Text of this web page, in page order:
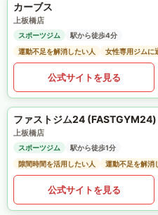
カーブス
上板橋店
スポーツジム
駅から徒歩4分
運動不足を解消したい人
女性専用ジムに
公式サイトを見る
ファストジム24 (FASTGYM24)
上板橋店
スポーツジム
駅から徒歩1分
隙間時間を活用したい人
運動不足を解消
公式サイトを見る